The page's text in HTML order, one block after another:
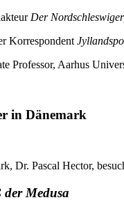
Der
Korrespondent
Professor, Aarhus
in Dänemark
Dr. Pascal Hector,
Medusa